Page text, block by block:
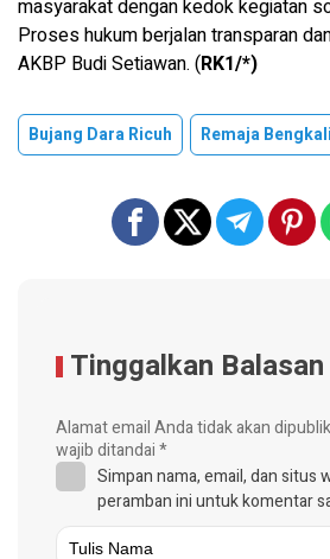
masyarakat dengan kedok kegiatan
Proses hukum berjalan transparan
AKBP Budi Setiawan. (RK1/*)
Bujang Dara Ricuh Remaja
Tinggalkan Balasan
Alamat email Anda tidak akan
wajib ditandai*
Simpan nama, email, dan situs
peramban ini untuk komentar